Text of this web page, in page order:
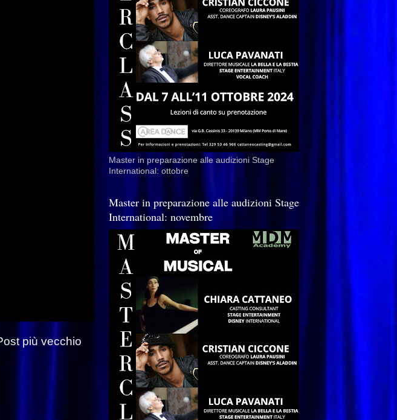
più vecchio
Master in preparazione alle audizioni Stage
International: ottobre
Master in preparazione alle audizioni Stage
International: novembre